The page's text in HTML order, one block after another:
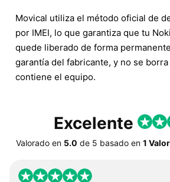
Movical utiliza el método oficial de
por IMEI, lo que garantiza que tu
quede liberado de forma
garantía del fabricante, y no se
contiene el equipo.
Excelente
Valorado en 5.0 de 5 basado en 1